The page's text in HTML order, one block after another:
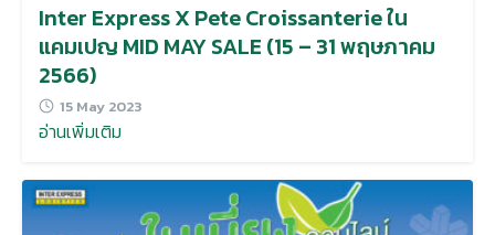
Inter Express X Pete Croissanterie ใน
แคมเปญ MID MAY SALE (15 – 31 พฤษภาคม
2566)
15 May 2023
อ่านเพิ่มเติม